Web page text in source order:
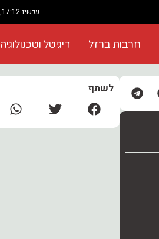
עכשיו 17:12, יום שישי (7.08)
חרבות ברזל דיגיטל וטכנולוגיה
לשתף